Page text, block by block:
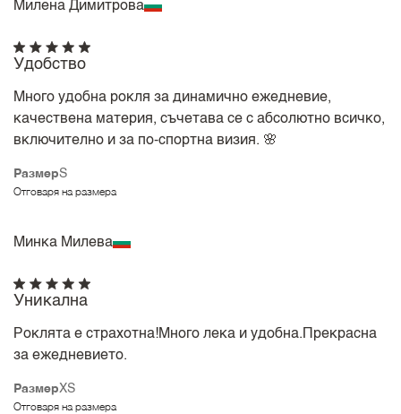
Милена Димитрова
РазмерS
Отговаря на размера
Удобство
Много удобна рокля за динамично ежедневие,
качествена материя, съчетава се с абсолютно всичко,
включително и за по-спортна визия. 🌸
Минка Милева
РазмерXS
Отговаря на размера
Уникална
Роклята е страхотна!Много лека и удобна.Прекрасна
за ежедневието.